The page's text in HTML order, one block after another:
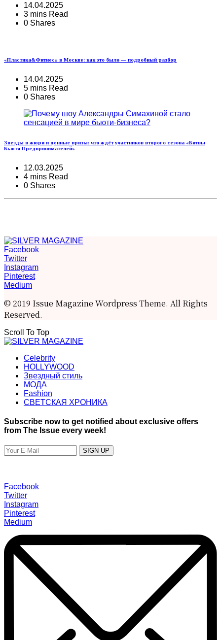
14.04.2025
3 mins Read
0 Shares
«Пластика&Фитнес» в Москве: как это было — подробный разбор
14.04.2025
5 mins Read
0 Shares
Звезды в жюри и ценные призы: что ждёт участников второго сезона «Битвы
Бьюти Предпринимателей»
12.03.2025
4 mins Read
0 Shares
Facebook
Twitter
Instagram
Pinterest
Medium
© 2019 Issue Magazine Wordpress Theme. All Rights
Reserved.
Scroll To Top
Celebrity
HOLLYWOOD
Звездный стиль
МОДА
Fashion
СВЕТСКАЯ ХРОНИКА
Subscribe now to get notified about exclusive offers
from The Issue every week!
SIGN UP
Facebook
Twitter
Instagram
Pinterest
Medium